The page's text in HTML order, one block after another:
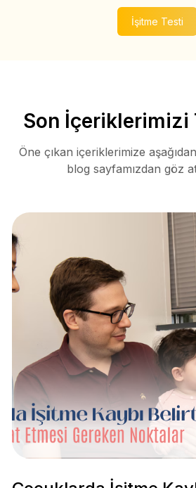
İşitme Testi
Son İçeriklerimizi
Öne çıkan içeriklerimize
blog sayfamızdan göz